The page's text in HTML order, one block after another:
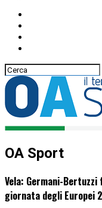
OA Sport
Vela: Germani-
giornata degli Europei